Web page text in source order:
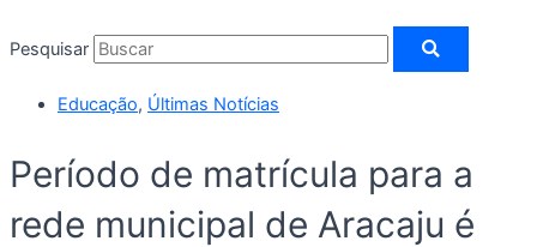
Pesquisar
Educação, Últimas Notícias
Período de matrícula para a
rede municipal de Aracaju é